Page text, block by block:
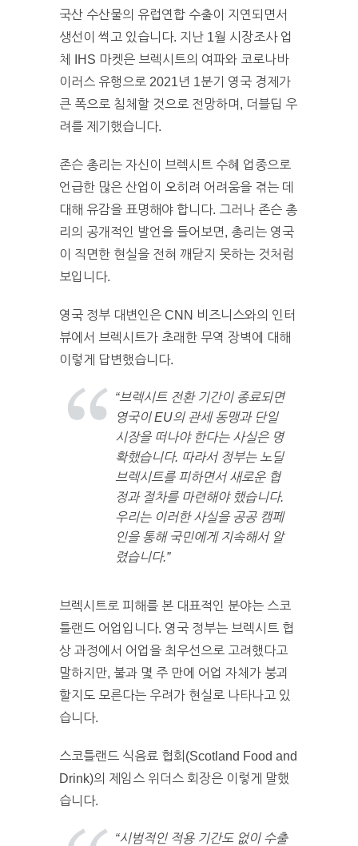
국산 수산물의 유럽연합 수출이 지연되면서
생선이 썩고 있습니다. 지난 1월 시장조사 업
체 IHS 마켓은 브렉시트의 여파와 코로나바
이러스 유행으로 2021년 1분기 영국 경제가
큰 폭으로 침체할 것으로 전망하며, 더블딥 우
려를 제기했습니다.
존슨 총리는 자신이 브렉시트 수혜 업종으로
언급한 많은 산업이 오히려 어려움을 겪는 데
대해 유감을 표명해야 합니다. 그러나 존슨 총
리의 공개적인 발언을 들어보면, 총리는 영국
이 직면한 현실을 전혀 깨닫지 못하는 것처럼
보입니다.
영국 정부 대변인은 CNN 비즈니스와의 인터
뷰에서 브렉시트가 초래한 무역 장벽에 대해
이렇게 답변했습니다.
“브렉시트 전환 기간이 종료되면
영국이 EU의 관세 동맹과 단일
시장을 떠나야 한다는 사실은 명
확했습니다. 따라서 정부는 노딜
브렉시트를 피하면서 새로운 협
정과 절차를 마련해야 했습니다.
우리는 이러한 사실을 공공 캠페
인을 통해 국민에게 지속해서 알
렸습니다.”
브렉시트로 피해를 본 대표적인 분야는 스코
틀랜드 어업입니다. 영국 정부는 브렉시트 협
상 과정에서 어업을 최우선으로 고려했다고
말하지만, 불과 몇 주 만에 어업 자체가 붕괴
할지도 모른다는 우려가 현실로 나타나고 있
습니다.
스코틀랜드 식음료 협회(Scotland Food and
Drink)의 제임스 위더스 회장은 이렇게 말했
습니다.
“시범적인 적용 기간도 없이 수출